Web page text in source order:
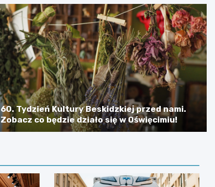
60. Tydzień Kultury Beskidzkiej przed nami.
Zobacz co będzie działo się w Oświęcimiu!